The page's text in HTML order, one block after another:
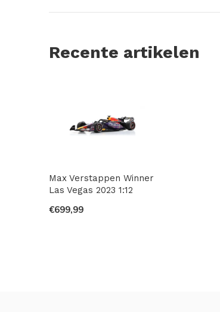
Recente artikelen
Max Verstappen Winner
Las Vegas 2023 1:12
€699,99